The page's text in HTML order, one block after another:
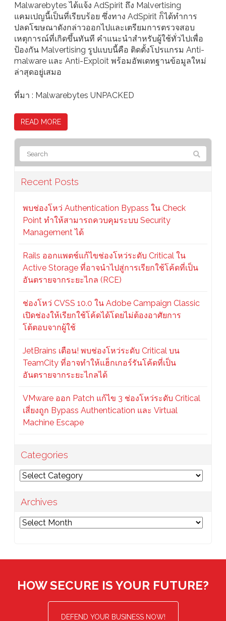
Malwarebytes ได้แจ้ง AdSpirit ถึง Malvertising
แคมเปญนี้เป็นที่เรียบร้อย ซึ่งทาง AdSpirit ก็ได้ทำการ
ปลดโฆษณาดังกล่าวออกไปและเตรียมการตรวจสอบ
เหตุการณ์ที่เกิดขึ้นทันที คำแนะนำสำหรับผู้ใช้ทั่วไปเพื่อ
ป้องกัน Malvertising รูปแบบนี้คือ ติดตั้งโปรแกรม Anti-
malware และ Anti-Exploit พร้อมอัพเดทฐานข้อมูลใหม่
ล่าสุดอยู่เสมอ
ที่มา : Malwarebytes UNPACKED
READ MORE
Recent Posts
พบช่องโหว่ Authentication Bypass ใน Check
Point ทำให้สามารถควบคุมระบบ Security
Management ได้
Rails ออกแพตช์แก้ไขช่องโหว่ระดับ Critical ใน
Active Storage ที่อาจนำไปสู่การเรียกใช้โค้ดที่เป็น
อันตรายจากระยะไกล (RCE)
ช่องโหว่ CVSS 10.0 ใน Adobe Campaign Classic
เปิดช่องให้เรียกใช้โค้ดได้โดยไม่ต้องอาศัยการ
โต้ตอบจากผู้ใช้
JetBrains เตือน! พบช่องโหว่ระดับ Critical บน
TeamCity ที่อาจทำให้แฮ็กเกอร์รันโค้ดที่เป็น
อันตรายจากระยะไกลได้
VMware ออก Patch แก้ไข 3 ช่องโหว่ระดับ Critical
เสี่ยงถูก Bypass Authentication และ Virtual
Machine Escape
Categories
Categories
Archives
Archives
HOW SECURE IS YOUR FUTURE?
DEFEND YOUR BUSINESS NOW!